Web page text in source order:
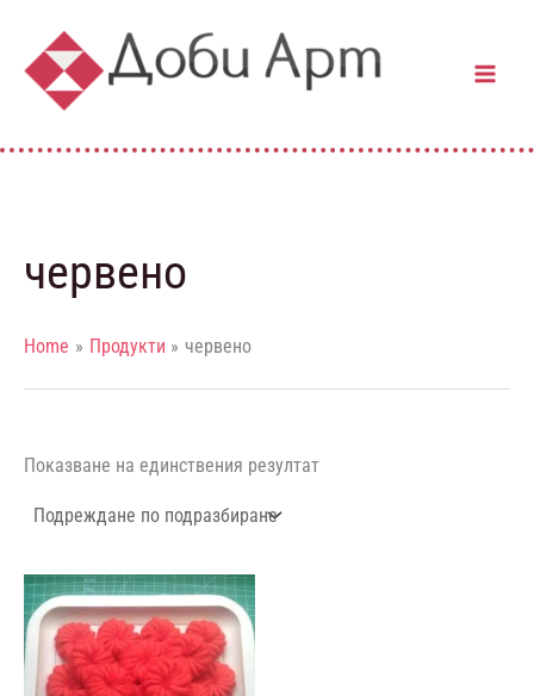
content
червено
Home Продукти червено
Показване на единствения резултат